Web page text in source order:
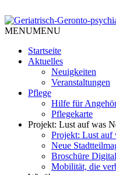
to
content
Geriatrisch-
Tempelhof Schöneberg
MENUMENU
Startseite
Aktuelles
Neuigkeiten
Veranstaltungen
Pflege
Hilfe für
Pflegekarte
Projekt: Lust auf was
Projekt: Lust auf
Neue
Broschüre
Mobilität, die